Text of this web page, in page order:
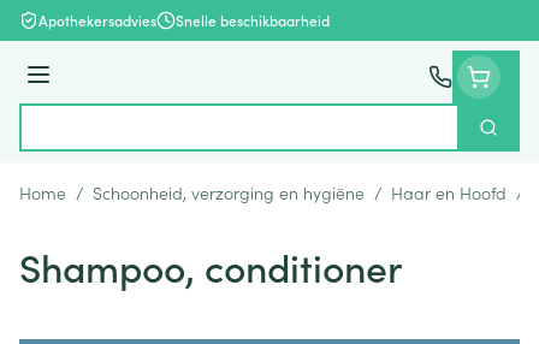
Ga naar de inhoud
Apothekersadvies Snelle beschikbaarheid
Menu
Zoek
Home / Schoonheid, verzorging en hygiëne / Haar en Hoofd /
Shampoo, conditioner